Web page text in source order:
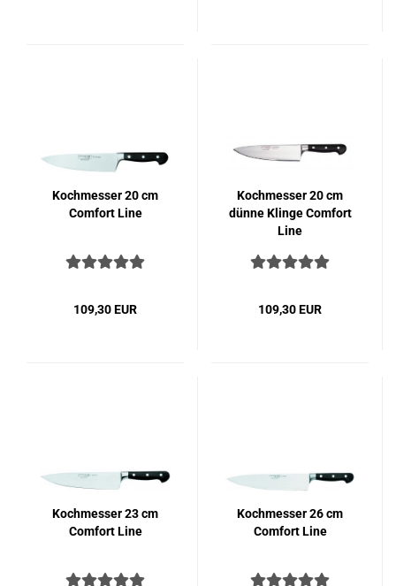
Koch­mes­ser 20 cm
Com­fort Line
109,30 EUR
Koch­mes­ser 20 cm
dünne Klin­ge Com­fort
Line
109,30 EUR
Koch­mes­ser 23 cm
Com­fort Line
Koch­mes­ser 26 cm
Com­fort Line